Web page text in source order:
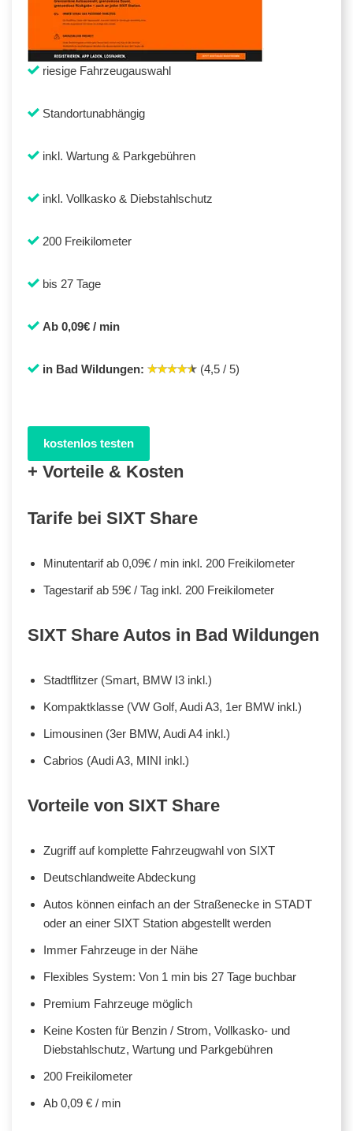
riesige Fahrzeugauswahl
Standortunabhängig
inkl. Wartung & Parkgebühren
inkl. Vollkasko & Diebstahlschutz
200 Freikilometer
bis 27 Tage
Ab 0,09€ / min
in Bad Wildungen: (4,5 / 5)
kostenlos testen
+ Vorteile & Kosten
Tarife bei SIXT Share
Minutentarif ab 0,09€ / min inkl. 200 Freikilometer
Tagestarif ab 59€ / Tag inkl. 200 Freikilometer
SIXT Share Autos in Bad Wildungen
Stadtflitzer (Smart, BMW I3 inkl.)
Kompaktklasse (VW Golf, Audi A3, 1er BMW inkl.)
Limousinen (3er BMW, Audi A4 inkl.)
Cabrios (Audi A3, MINI inkl.)
Vorteile von SIXT Share
Zugriff auf komplette Fahrzeugwahl von SIXT
Deutschlandweite Abdeckung
Autos können einfach an der Straßenecke in STADT
oder an einer SIXT Station abgestellt werden
Immer Fahrzeuge in der Nähe
Flexibles System: Von 1 min bis 27 Tage buchbar
Premium Fahrzeuge möglich
Keine Kosten für Benzin / Strom, Vollkasko- und
Diebstahlschutz, Wartung und Parkgebühren
200 Freikilometer
Ab 0,09 € / min